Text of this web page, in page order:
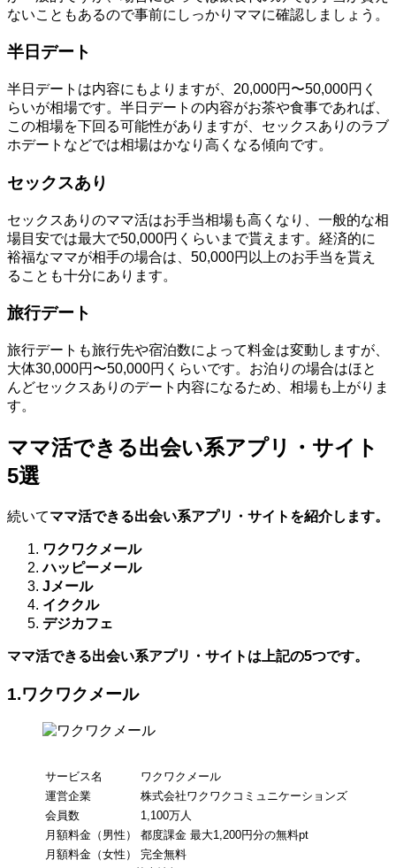
ないこともあるので事前にしっかりママに確認しましょう。
半日デート
半日デートは内容にもよりますが、20,000円〜50,000円く
らいが相場です。半日デートの内容がお茶や食事であれば、
この相場を下回る可能性がありますが、セックスありのラブ
ホデートなどでは相場はかなり高くなる傾向です。
セックスあり
セックスありのママ活はお手当相場も高くなり、一般的な相
場目安では最大で50,000円くらいまで貰えます。経済的に
裕福なママが相手の場合は、50,000円以上のお手当を貰え
ることも十分にあります。
旅行デート
旅行デートも旅行先や宿泊数によって料金は変動しますが、
大体30,000円〜50,000円くらいです。お泊りの場合はほと
んどセックスありのデート内容になるため、相場も上がりま
す。
ママ活できる出会い系アプリ・サイト
5選
続いてママ活できる出会い系アプリ・サイトを紹介します。
ワクワクメール
ハッピーメール
Jメール
イククル
デジカフェ
ママ活できる出会い系アプリ・サイトは上記の5つです。
1.ワクワクメール
サービス名
ワクワクメール
運営企業
株式会社ワクワクコミュニケーションズ
会員数
1,100万人
月額料金（男性）
都度課金 最大1,200円分の無料pt
月額料金（女性）
完全無料